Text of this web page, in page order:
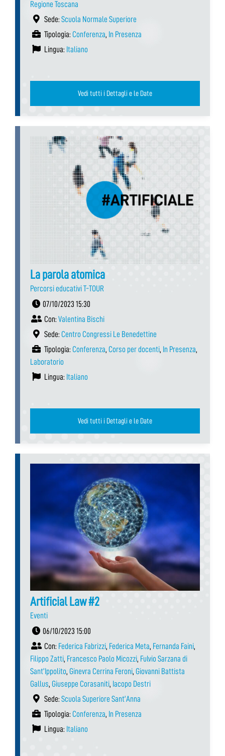
Regione Toscana
Sede: Scuola Normale Superiore
Tipologia: Conferenza, In Presenza
Lingua: Italiano
Vedi tutti i Dettagli e le Date
La parola atomica
Percorsi educativi T-TOUR
07/10/2023 15:30
Con: Valentina Bischi
Sede: Centro Congressi Le Benedettine
Tipologia: Conferenza, Corso per docenti, In Presenza,
Laboratorio
Lingua: Italiano
Vedi tutti i Dettagli e le Date
Artificial Law #2
Eventi
06/10/2023 15:00
Con: Federica Fabrizzi, Federica Meta, Fernanda Faini,
Filippo Zatti, Francesco Paolo Micozzi, Fulvio Sarzana di
Sant’Ippolito, Ginevra Cerrina Feroni, Giovanni Battista
Gallus, Giuseppe Corasaniti, Iacopo Destri
Sede: Scuola Superiore Sant’Anna
Tipologia: Conferenza, In Presenza
Lingua: Italiano